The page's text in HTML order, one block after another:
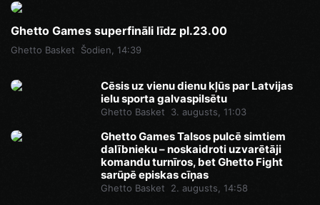
Ghetto Games superfināli līdz pl.23.00
Ghetto Basket Šodien, 14:39
Cēsis uz vienu dienu kļūs par Latvijas
ielu sporta galvaspilsētu
Ghetto Basket 3. augusts, 11:03
Ghetto Games Talsos pulcē simtiem
dalībnieku – noskaidroti uzvarētāji
komandu turnīros, bet Ghetto Fight
sarūpē episkas cīņas
Ghetto Basket 2. augusts, 14:58